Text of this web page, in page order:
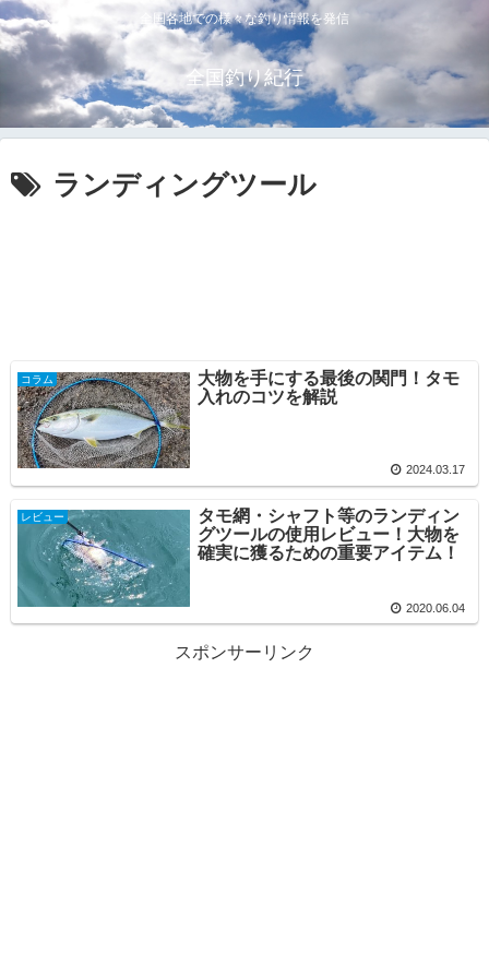
全国各地での様々な釣り情報を発信
全国釣り紀行
ランディングツール
コラム
大物を手にする最後の関門！タモ
入れのコツを解説
2024.03.17
レビュー
タモ網・シャフト等のランディン
グツールの使用レビュー！大物を
確実に獲るための重要アイテム！
2020.06.04
スポンサーリンク